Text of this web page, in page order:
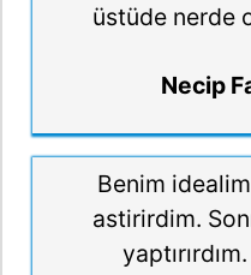
üstüde nerde
Necip
Benim
astirirdim.